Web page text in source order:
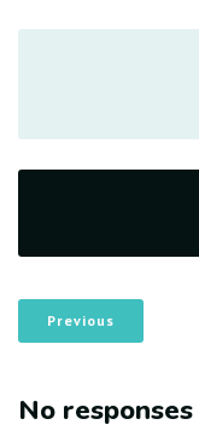
Previous
No